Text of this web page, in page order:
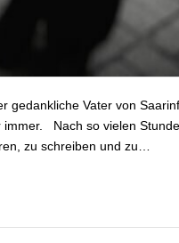
gedankliche Vater von
immer. Nach so vielen
zu schreiben und zu…